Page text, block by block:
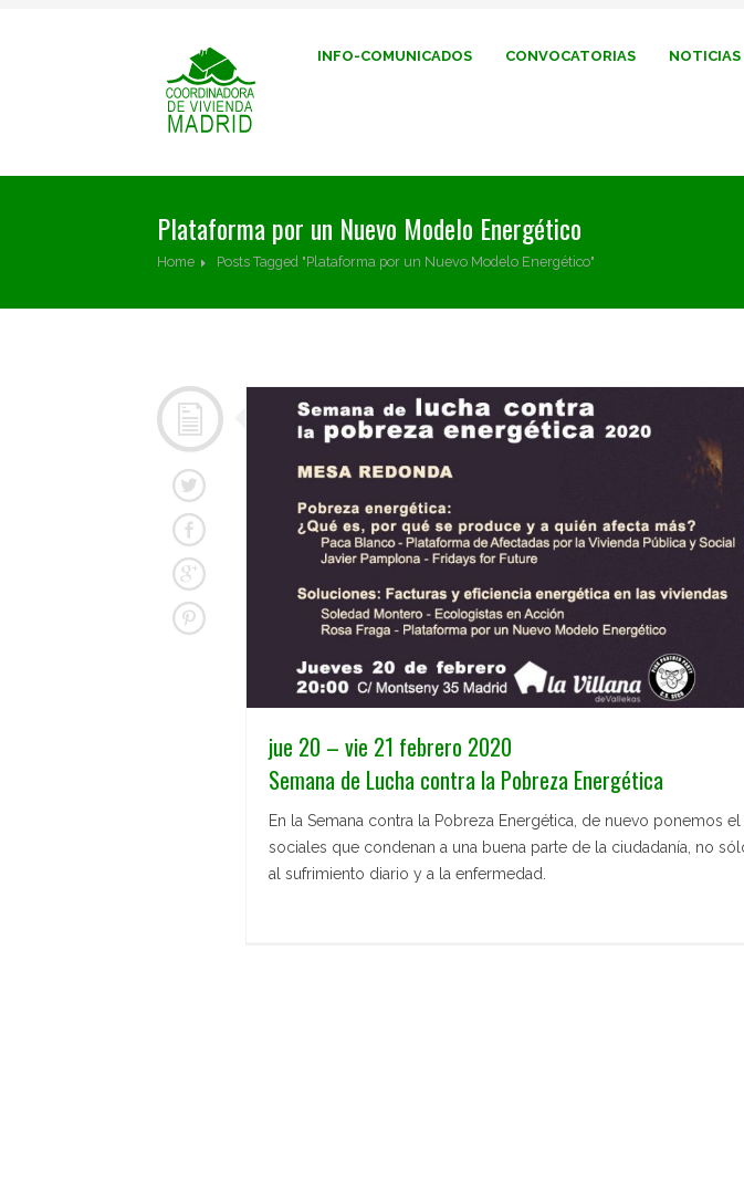
INFO-COMUNICADOS CONVOCATORIAS NOTICIAS
Plataforma por un Nuevo Modelo Energético
Home Posts Tagged "Plataforma por un Nuevo Modelo Energético"
jue 20 – vie 21 febrero 2020
Semana de Lucha contra la Pobreza Energética
En la Semana contra la Pobreza Energética, de nuevo ponemos
sociales que condenan a una buena parte de la ciudadanía, no
al sufrimiento diario y a la enfermedad.